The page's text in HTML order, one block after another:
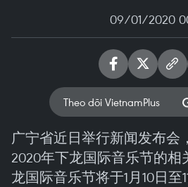
09/01/2020
Theo dõi VietnamPlus
广宁省近日举行新闻发布会
2020年下龙国际音乐节的
龙国际音乐节将于1月10日至